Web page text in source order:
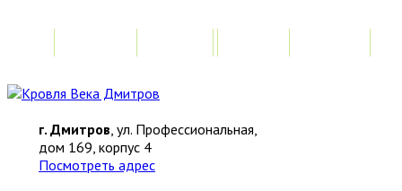
г. Дмитров, ул. Профессиональная,
дом 169, корпус 4
Посмотреть адрес